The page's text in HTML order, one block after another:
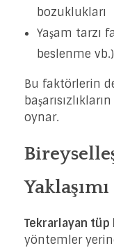
bozuklukları
Yaşam tarzı
beslenme vb.)
Bu faktörlerin
oynar.
Yaklaşımı
Tekrarlayan tüp
yöntemler